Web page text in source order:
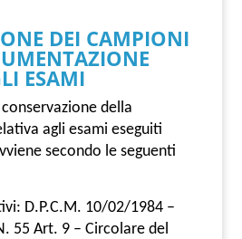
DEI CAMPIONI
ESAMI
conservazione della
agli esami eseguiti
secondo le seguenti
D.P.C.M. 10/02/1984 –
55 Art. 9 – Circolare del